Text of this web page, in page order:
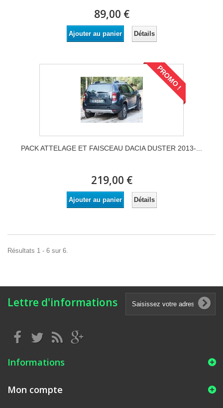
89,00 €
Ajouter au panier Détails
PROMO !
PACK ATTELAGE ET FAISCEAU DACIA DUSTER 2013-...
219,00 €
Ajouter au panier Détails
Résultats 1 - 6 sur 6.
Lettre d'informations
Informations
Mon compte